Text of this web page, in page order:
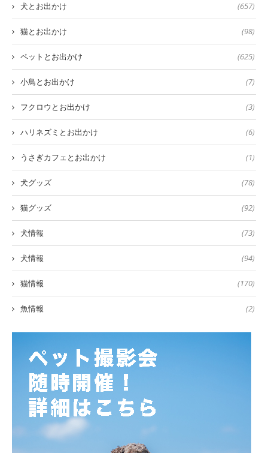
犬とお出かけ (657)
猫とお出かけ (98)
ペットとお出かけ (625)
小鳥とお出かけ (7)
フクロウとお出かけ (3)
ハリネズミとお出かけ (6)
うさぎカフェとお出かけ (1)
犬グッズ (78)
猫グッズ (92)
犬情報 (73)
犬情報 (94)
猫情報 (170)
魚情報 (2)